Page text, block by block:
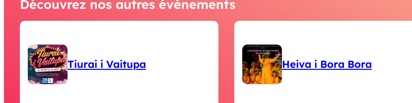
Découvrez nos autres événements
Tiurai i Vaitupa Heiva i Bora Bora